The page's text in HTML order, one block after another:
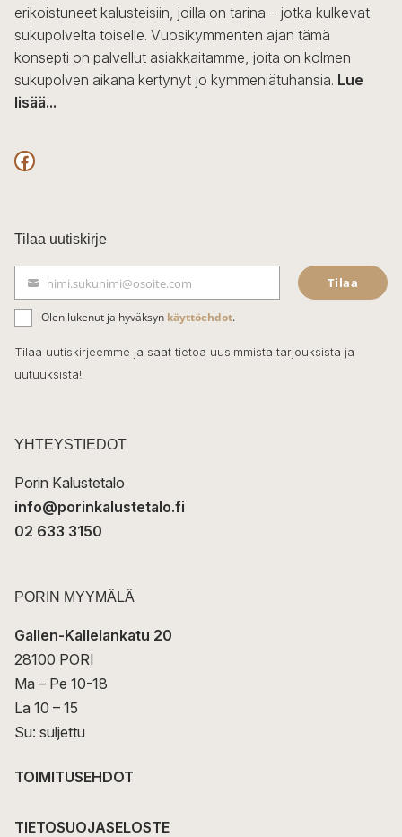
erikoistuneet kalusteisiin, joilla on tarina – jotka kulkevat
sukupolvelta toiselle. Vuosikymmenten ajan tämä
konsepti on palvellut asiakkaitamme, joita on kolmen
sukupolven aikana kertynyt jo kymmeniätuhansia. Lue
lisää...
F
c
e
b
o
o
k
Tilaa uutiskirje
ä
h
k
t
nimi.sukunimi@osoite.com Tilaa
Olen lukenut ja hyväksyn käyttöehdot.
Tilaa uutiskirjeemme ja saat tietoa uusimmista tarjouksista ja
uutuuksista!
YHTEYSTIEDOT
Porin Kalustetalo
info@porinkalustetalo.fi
02 633 3150
PORIN MYYMÄLÄ
Gallen-Kallelankatu 20
28100 PORI
Ma – Pe 10-18
La 10 – 15
Su: suljettu
TOIMITUSEHDOT
TIETOSUOJASELOSTE